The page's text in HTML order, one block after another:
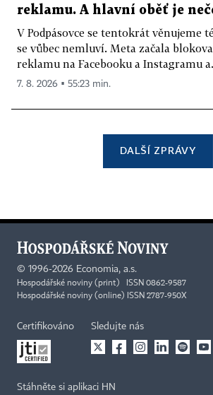
reklamu. A hlavní oběť je
V Podpásovce se tentokrát věnujeme
se vůbec nemluví. Meta začala
reklamu na Facebooku a Instagramu
7. 8. 2026 ▪ 55:23 min.
DALŠÍ ZPRÁVY
© 1996-2026 Economia, a.s.
Hospodářské noviny (print) ISSN 0862-9587
Hospodářské noviny (online) ISSN 2787-950X
Certifikováno Sledujte nás
Stáhněte si aplikaci HN